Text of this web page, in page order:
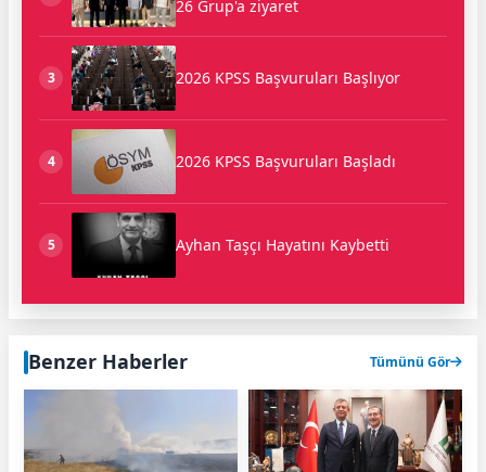
26 Grup'a ziyaret
3 2026 KPSS Başvuruları Başlıyor
4 2026 KPSS Başvuruları Başladı
5 Ayhan Taşçı Hayatını Kaybetti
Benzer Haberler Tümünü Gör